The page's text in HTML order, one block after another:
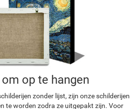
om op te hangen
zonder lijst, zijn onze schilderijen
te worden zodra ze uitgepakt zijn. Voor